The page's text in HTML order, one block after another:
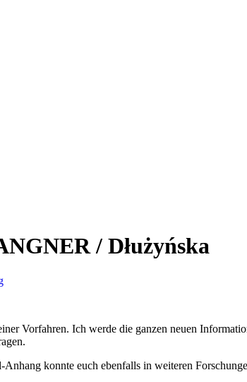
/ Dłużyńska
Vorfahren. Ich werde die ganzen neuen
konnte euch ebenfalls in weiteren